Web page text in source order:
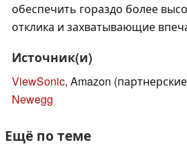
обеспечить гораздо более
отклика и захватывающие
Источник(и)
ViewSonic, Amazon
Newegg
Ещё по теме